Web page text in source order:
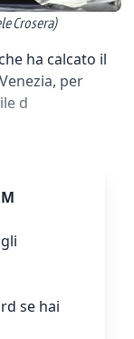
Crosera)
ha calcato il
per
d
se hai